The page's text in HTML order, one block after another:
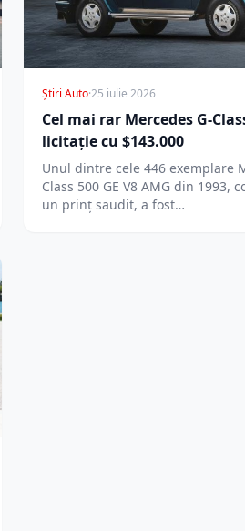
Știri Auto·25 iulie 2026
Cel mai rar Mercedes G-
licitație cu $143.000
Unul dintre cele 446 exemplare
Class 500 GE V8 AMG din 1993,
un prinț saudit, a fost…